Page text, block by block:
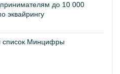
до 10 000
эквайрингу
список Минцифры